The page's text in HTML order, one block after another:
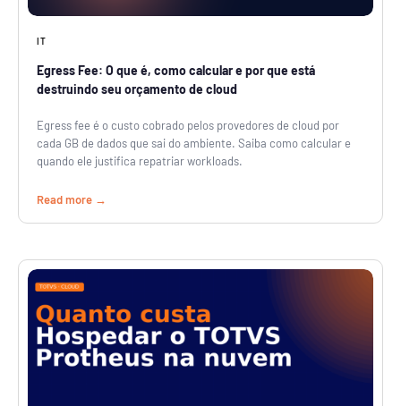
IT
Egress Fee: O que é, como calcular e por que está
destruindo seu orçamento de cloud
Egress fee é o custo cobrado pelos provedores de cloud por
cada GB de dados que sai do ambiente. Saiba como calcular e
quando ele justifica repatriar workloads.
Read more